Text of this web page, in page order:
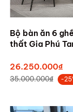
Bộ bàn ăn 6
thất Gia Phú
26.250.000₫
35.000.000₫ -